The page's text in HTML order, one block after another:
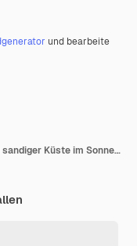
und bearbeite
Aufblasbare Sommerbuchstaben an sandiger Küste im Sonnenlicht